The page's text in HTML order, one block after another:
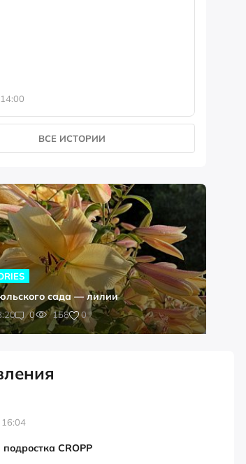
ВСЕ ИСТОРИИ
0 158 0
сада — лилии
16:04
CROPP